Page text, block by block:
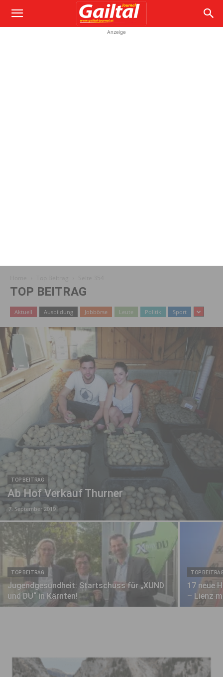
Anzeige
TOP BEITRAG
Aktuell Ausbildung Jobbörse Leute Politik Sport
TOP BEITRAG
Ab Hof Verkauf Thurner
7. September 2019
TOP BEITRAG
Jugendgesundheit: Startschuss für „XUND
und DU“ in Kärnten!
TOP
17 neue
– Lienz